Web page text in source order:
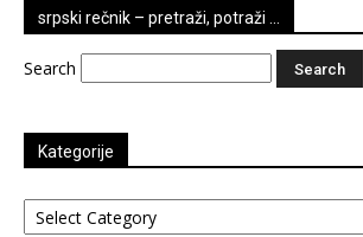
srpski rečnik – pretraži, potraži …
Search
Kategorije
Kategorije